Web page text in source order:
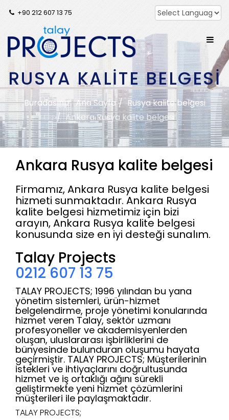
+90 212 607 13 75
RUSYA KALITE BELGESI
Buradasınız:Ana Sayfa
Rusya kalite belgesi
Ankara Rusya kalite belgesi
Ankara Rusya kalite belgesi
Firmamız, Ankara Rusya kalite belgesi
hizmeti sunmaktadır. Ankara Rusya
kalite belgesi hizmetimiz için bizi
arayın, Ankara Rusya kalite belgesi
konusunda size en iyi desteği sunalım.
Talay Projects
0212 607 13 75
TALAY PROJECTS; 1996 yılından bu yana
yönetim sistemleri, ürün-hizmet
belgelendirme, proje yönetimi konularında
hizmet veren Talay, sektör uzmanı
profesyoneller ve akademisyenlerden
oluşan, uluslararası işbirliklerini de
bünyesinde bulunduran oluşumu hayata
geçirmiştir. TALAY PROJECTS; Müşterilerinin
istekleri ve ihtiyaçlarını doğrultusunda
hizmet ve iş ortaklığı ağını sürekli
geliştirmekte yeni hizmet çözümlerini
müşterileri ile paylaşmaktadır.
TALAY PROJECTS;